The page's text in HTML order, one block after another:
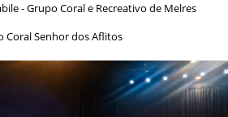
- Grupo Coral e Recreativo de Melres
Coral Senhor dos Aflitos